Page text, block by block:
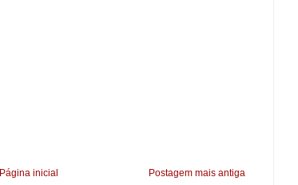
Postagem mais antiga
Página inicial